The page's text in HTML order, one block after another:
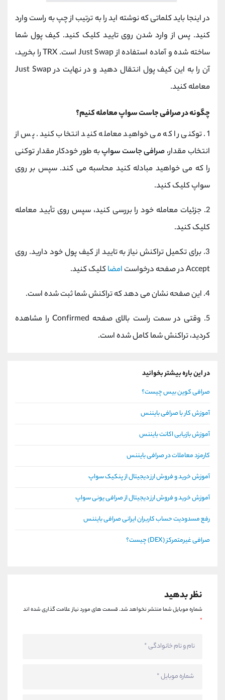
در اینجا باید کلماتی که نوشته اید را به ترتیب از چپ به راست وارد
کنید. پس از وارد شدن روی تایید کلیک کنید. کیف پول شما
ساخته شده و آماده استفاده از Just Swap است. TRX را بخرید،
آن را به این کیف پول انتقال دهید و در نهایت در Just Swap
معامله کنید.
چگونه در صرافی جاست سواپ معامله کنیم؟
1. توکنی را که می خواهید معامله کنید انتخاب کنید. پس از
انتخاب مقدار، صرافی جاست سواپبه طور خودکار مقدار توکنی
را که می خواهید مبادله کنید محاسبه می کند. سپس بر روی
سواپ کلیک کنید.
2. جزئیات معامله خود را بررسی کنید، سپس روی تأیید معامله
کلیک کنید.
3. برای تکمیل تراکنش نیاز به تایید از کیف پول خود دارید. روی
Accept در صفحه درخواست
امضاکلیک کنید.
4. این صفحه نشان می دهد که تراکنش شما ثبت شده است.
5. وقتی در سمت راست بالای صفحه Confirmed را مشاهده
کردید، تراکنش شما کامل شده است.
در این باره بیشتر بخوانید
صرافی کوین بیس چیست؟
آموزش کار با صرافی بایننس
آموزش بازیابی اکانت بایننس
کارمزد معاملات در صرافی بایننس
آموزش خرید و فروش ارز دیجیتال از پنکیک سواپ
آموزش خرید و فروش ارز دیجیتال از صرافی یونی سواپ
رفع مسدودیت حساب کاربران ایرانی صرافی بایننس
صرافی غیرمتمرکز (DEX) چیست؟
نظر بدهید
شماره موبایل شما منتشر نخواهد شد.قسمت های مورد نیاز علامت گذاری شده اند
*